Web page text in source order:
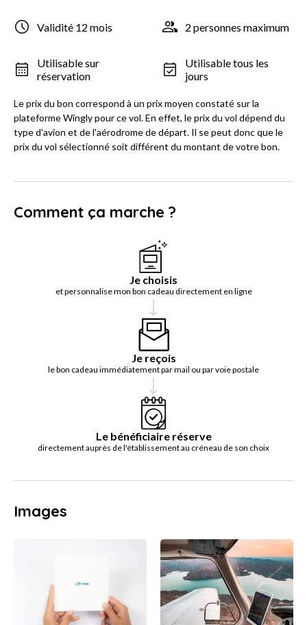
Validité 12 mois 2 personnes maximum
Utilisable sur
réservation
Utilisable tous les
jours
Le prix du bon correspond à un prix moyen constaté sur la
plateforme Wingly pour ce vol. En effet, le prix du vol dépend du
type d'avion et de l'aérodrome de départ. Il se peut donc que le
prix du vol sélectionné soit différent du montant de votre bon.
Comment ça marche ?
Je choisis
et personnalise mon bon cadeau directement en ligne
Je reçois
le bon cadeau immédiatement par mail ou par voie postale
Le bénéficiaire réserve
directement auprès de l'établissement au créneau de son choix
Images